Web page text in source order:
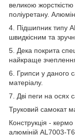
великою жорсткістю
поліуретану.
4. Підшипник типу
швидкісним та
5. Дека покрита
найкраще
6. Грипси у даного
матеріалу.
7. Дві пеги на осях
Труковий самокат
Конструкція - кермо
алюміній AL7003-